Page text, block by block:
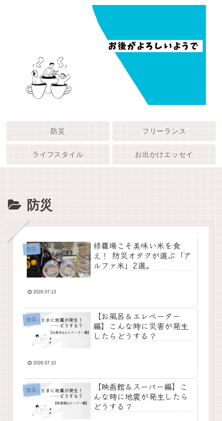
防災 フリーランス
ライフスタイル お出かけエッセイ
防災
防災
修羅場こそ美味い米を食
え！ 防災オタクが選ぶ「ア
ルファ米」2選。
2026.07.13
防災
【お風呂＆エレベーター
編】こんな時に災害が発生
したらどうする？
2026.07.10
防災
【映画館＆スーパー編】こ
んな時に地震が発生したら
どうする？